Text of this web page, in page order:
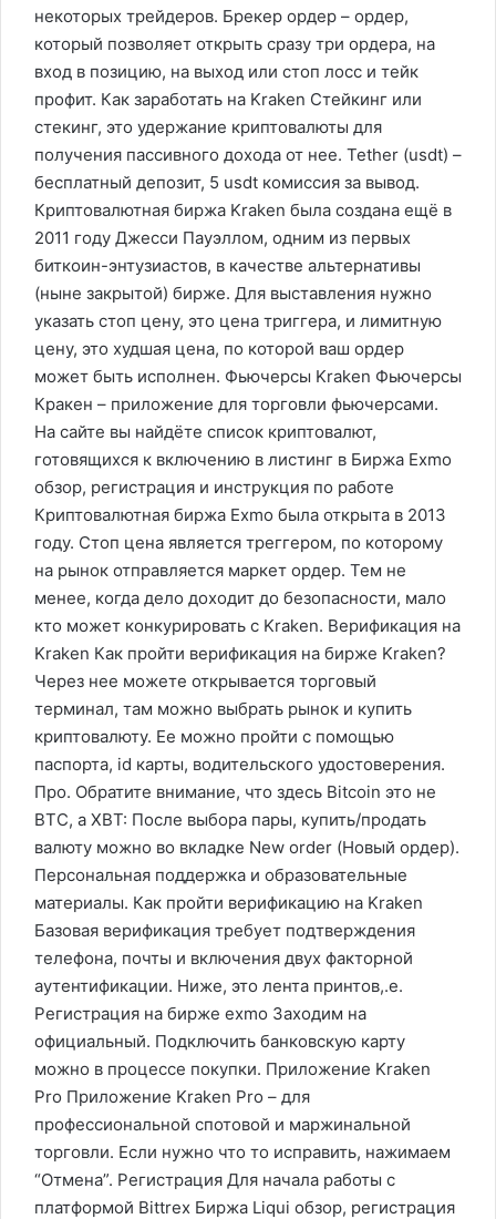
некоторых трейдеров. Брекер ордер – ордер,
который позволяет открыть сразу три ордера, на
вход в позицию, на выход или стоп лосс и тейк
профит. Как заработать на Kraken Стейкинг или
стекинг, это удержание криптовалюты для
получения пассивного дохода от нее. Tether (usdt) –
бесплатный депозит, 5 usdt комиссия за вывод.
Криптовалютная биржа Kraken была создана ещё в
2011 году Джесси Пауэллом, одним из первых
биткоин-энтузиастов, в качестве альтернативы
(ныне закрытой) бирже. Для выставления нужно
указать стоп цену, это цена триггера, и лимитную
цену, это худшая цена, по которой ваш ордер
может быть исполнен. Фьючерсы Kraken Фьючерсы
Кракен – приложение для торговли фьючерсами.
На сайте вы найдёте список криптовалют,
готовящихся к включению в листинг в Биржа Exmo
обзор, регистрация и инструкция по работе
Криптовалютная биржа Exmo была открыта в 2013
году. Стоп цена является треггером, по которому
на рынок отправляется маркет ордер. Тем не
менее, когда дело доходит до безопасности, мало
кто может конкурировать с Kraken. Верификация на
Kraken Как пройти верификация на бирже Kraken?
Через нее можете открывается торговый
терминал, там можно выбрать рынок и купить
криптовалюту. Ее можно пройти с помощью
паспорта, id карты, водительского удостоверения.
Про. Обратите внимание, что здесь Bitcoin это не
BTC, а XBT: После выбора пары, купить/продать
валюту можно во вкладке New order (Новый ордер).
Персональная поддержка и образовательные
материалы. Как пройти верификацию на Kraken
Базовая верификация требует подтверждения
телефона, почты и включения двух факторной
аутентификации. Ниже, это лента принтов,.е.
Регистрация на бирже exmo Заходим на
официальный. Подключить банковскую карту
можно в процессе покупки. Приложение Kraken
Pro Приложение Kraken Pro – для
профессиональной спотовой и маржинальной
торговли. Если нужно что то исправить, нажимаем
“Отмена”. Регистрация Для начала работы с
платформой Bittrex Биржа Liqui обзор, регистрация